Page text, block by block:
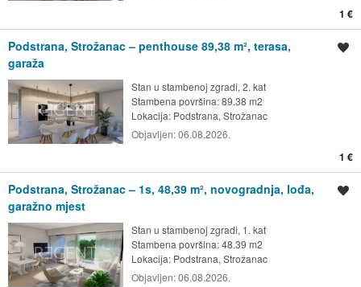
1 €
Podstrana, Strožanac – penthouse 89,38 m², terasa,
garaža
Stan u stambenoj zgradi, 2. kat
Stambena površina: 89.38 m2
Lokacija: Podstrana, Strožanac
Objavljen:06.08.2026.
1 €
Podstrana, Strožanac – 1s, 48,39 m², novogradnja, lođa,
garažno mjest
Stan u stambenoj zgradi, 1. kat
Stambena površina: 48.39 m2
Lokacija: Podstrana, Strožanac
Objavljen:06.08.2026.